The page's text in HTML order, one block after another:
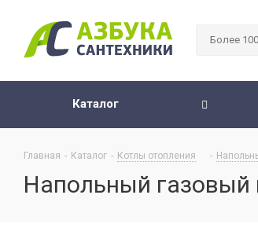
Каталог
Главная - Каталог - Котлы отопления -
Напольный газовый